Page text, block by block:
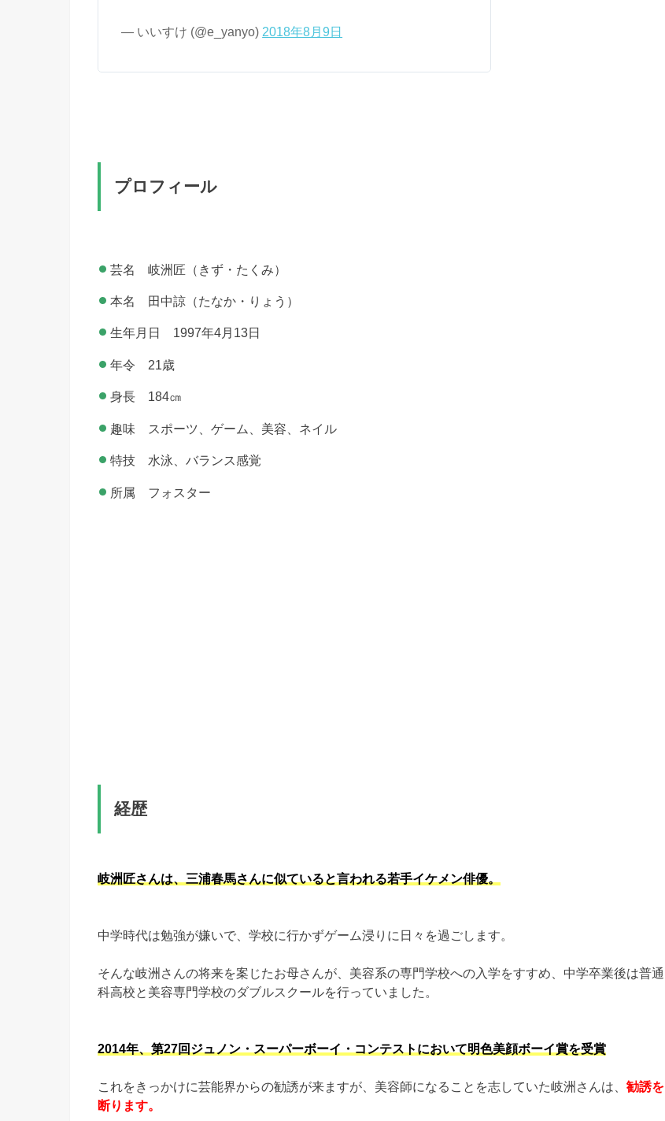
— いいすけ (@e_yanyo) 2018年8月9日
プロフィール
芸名 岐洲匠（きず・たくみ）
本名 田中諒（たなか・りょう）
生年月日 1997年4月13日
年令 21歳
身長 184㎝
趣味 スポーツ、ゲーム、美容、ネイル
特技 水泳、バランス感覚
所属 フォスター
経歴
岐洲匠さんは、三浦春馬さんに似ていると言われる若手イケメン俳優。
中学時代は勉強が嫌いで、学校に行かずゲーム浸りに日々を過ごします。
そんな岐洲さんの将来を案じたお母さんが、美容系の専門学校への入学をすすめ、中学卒業後は普通
科高校と美容専門学校のダブルスクールを行っていました。
2014年、第27回ジュノン・スーパーボーイ・コンテストにおいて明色美顔ボーイ賞を受賞
これをきっかけに芸能界からの勧誘が来ますが、美容師になることを志していた岐洲さんは、 勧誘を
断ります。